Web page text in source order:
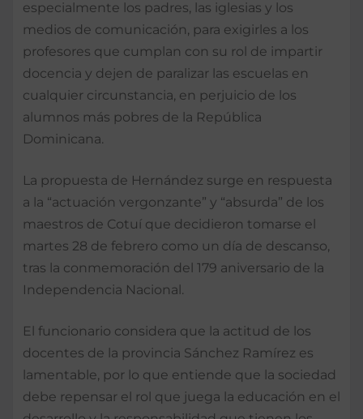
especialmente los padres, las iglesias y los
medios de comunicación, para exigirles a los
profesores que cumplan con su rol de impartir
docencia y dejen de paralizar las escuelas en
cualquier circunstancia, en perjuicio de los
alumnos más pobres de la República
Dominicana.
La propuesta de Hernández surge en respuesta
a la “actuación vergonzante” y “absurda” de los
maestros de Cotuí que decidieron tomarse el
martes 28 de febrero como un día de descanso,
tras la conmemoración del 179 aniversario de la
Independencia Nacional.
El funcionario considera que la actitud de los
docentes de la provincia Sánchez Ramírez es
lamentable, por lo que entiende que la sociedad
debe repensar el rol que juega la educación en el